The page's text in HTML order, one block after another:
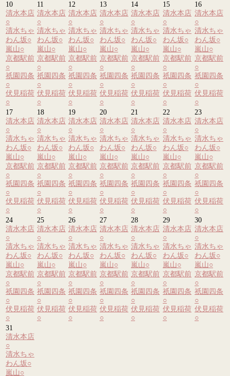
10
清水本店
○
清水ちゃ
わん坂○
嵐山○
京都駅前
○
祇園四条
○
伏見稲荷
○
11
清水本店
○
清水ちゃ
わん坂○
嵐山○
京都駅前
○
祇園四条
○
伏見稲荷
○
12
清水本店
○
清水ちゃ
わん坂○
嵐山○
京都駅前
○
祇園四条
○
伏見稲荷
○
13
清水本店
○
清水ちゃ
わん坂○
嵐山○
京都駅前
○
祇園四条
○
伏見稲荷
○
14
清水本店
○
清水ちゃ
わん坂○
嵐山○
京都駅前
○
祇園四条
○
伏見稲荷
○
15
清水本店
○
清水ちゃ
わん坂○
嵐山○
京都駅前
○
祇園四条
○
伏見稲荷
○
16
清水本店
○
清水ちゃ
わん坂○
嵐山○
京都駅前
○
祇園四条
○
伏見稲荷
○
17
清水本店
○
清水ちゃ
わん坂○
嵐山○
京都駅前
○
祇園四条
○
伏見稲荷
○
18
清水本店
○
清水ちゃ
わん坂○
嵐山○
京都駅前
○
祇園四条
○
伏見稲荷
○
19
清水本店
○
清水ちゃ
わん坂○
嵐山○
京都駅前
○
祇園四条
○
伏見稲荷
○
20
清水本店
○
清水ちゃ
わん坂○
嵐山○
京都駅前
○
祇園四条
○
伏見稲荷
○
21
清水本店
○
清水ちゃ
わん坂○
嵐山○
京都駅前
○
祇園四条
○
伏見稲荷
○
22
清水本店
○
清水ちゃ
わん坂○
嵐山○
京都駅前
○
祇園四条
○
伏見稲荷
○
23
清水本店
○
清水ちゃ
わん坂○
嵐山○
京都駅前
○
祇園四条
○
伏見稲荷
○
24
清水本店
○
清水ちゃ
わん坂○
嵐山○
京都駅前
○
祇園四条
○
伏見稲荷
○
25
清水本店
○
清水ちゃ
わん坂○
嵐山○
京都駅前
○
祇園四条
○
伏見稲荷
○
26
清水本店
○
清水ちゃ
わん坂○
嵐山○
京都駅前
○
祇園四条
○
伏見稲荷
○
27
清水本店
○
清水ちゃ
わん坂○
嵐山○
京都駅前
○
祇園四条
○
伏見稲荷
○
28
清水本店
○
清水ちゃ
わん坂○
嵐山○
京都駅前
○
祇園四条
○
伏見稲荷
○
29
清水本店
○
清水ちゃ
わん坂○
嵐山○
京都駅前
○
祇園四条
○
伏見稲荷
○
30
清水本店
○
清水ちゃ
わん坂○
嵐山○
京都駅前
○
祇園四条
○
伏見稲荷
○
31
清水本店
○
清水ちゃ
わん坂○
嵐山○